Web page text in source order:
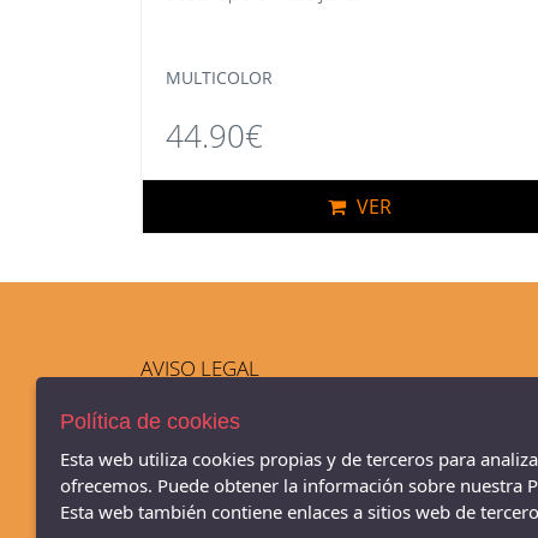
MULTICOLOR
44.90€
VER
AVISO LEGAL
ENVÍOS Y DEVOLUCIONES
PAGO SEGURO
Zapatería infantil y juvenil Xagrí - POBLENOU,DEL RAMBLA
Barcelona - 08005 (Barcelona)
Política de cookies
Esta web utiliza cookies propias y de terceros para
ofrecemos. Puede obtener la información sobre nuestra
Esta web también contiene enlaces a sitios web de